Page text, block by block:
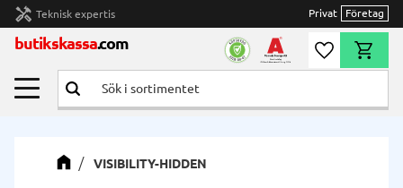
Meny
handyman Teknisk expertis Privat Företag
butikskassa.com Önskelista
VISIBILITY-HIDDEN